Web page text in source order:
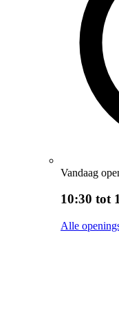
Vandaag
10:30 tot
Alle